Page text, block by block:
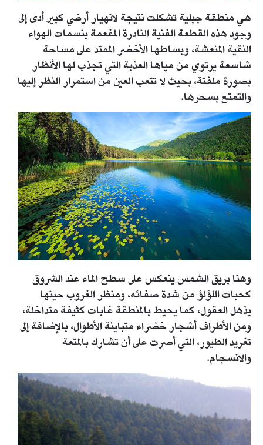
هي منطقة جبلية تشكلت نتيجة لانهيار أرضي كبير أدى إلى
وجود هذه القطعة الفنية النادرة المفعمة بنسمات الهواء
النقية المنعشة، وبساطها الأخضر الممتد على مساحة
شاسعة يرتوي من مياها العذبة التي تجذب لها الأنظار
بصورة ملفتة، بحيث لا تتعب العين من استمرار النظر إليها
والتمتع بسحرها.
وهنا بريق الشمس ينعكس على سطح الماء عند الشروق
كحبات اللؤلؤ من شدة صفائه، ومنظر الغروب حينها
يذهل العقول، كما يحيط بالمنطقة غابات كثيفة متداخلة،
ومن الأطراف أشجار خضراء متباينة الأطوال، بالإضافة إلى
تغريد الطيور، التي أصرت على أن تشارك بالمتعة
والانسجام.